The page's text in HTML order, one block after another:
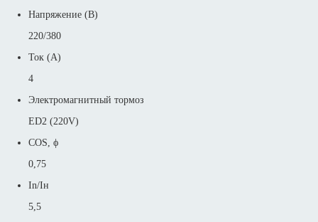
Напряжение (В)
220/380
Ток (А)
4
Электромагнитный тормоз
ED2 (220V)
COS, ϕ
0,75
In/Iн
5,5